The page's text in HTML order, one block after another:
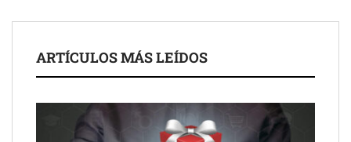
La luz roja, el nuevo aftersun, actúa en la recuperación de la piel
Eulalia Roig lanza ‘The Journal’, una revista digital mensual de
entrevistas y fotografía editorial
ARTÍCULOS MÁS LEÍDOS